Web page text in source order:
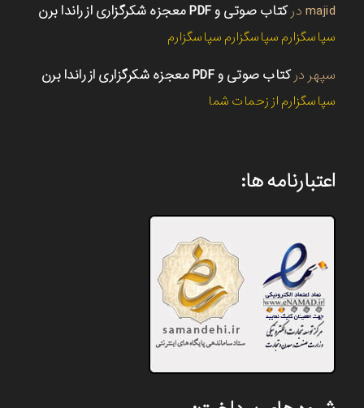
majid درکتاب صوتی و PDF معجزه شکرگزاری از راندا برن
سپاسگزارم سپاسگزارم سپاسگزارم
سپهر درکتاب صوتی و PDF معجزه شکرگزاری از راندا برن
سپاسگزارم از زحمات شما
اعتبارنامه ها: